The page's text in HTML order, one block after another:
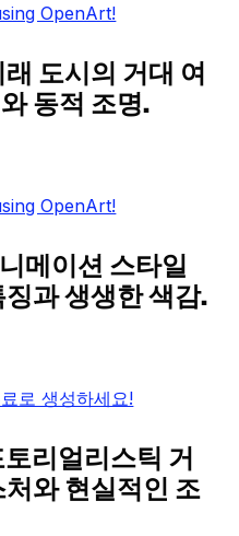
OpenArt!
도시의 거대 여
동적 조명.
OpenArt!
메이션 스타일
과 생생한 색감.
로 생성하세요!
리얼리스틱 거
와 현실적인 조